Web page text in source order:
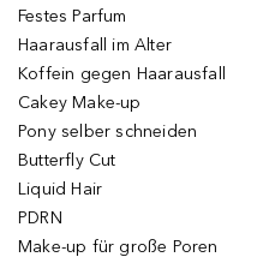
Festes Parfum
Haarausfall im Alter
Koffein gegen Haarausfall
Cakey Make-up
Pony selber schneiden
Butterfly Cut
Liquid Hair
PDRN
Make-up für große Poren